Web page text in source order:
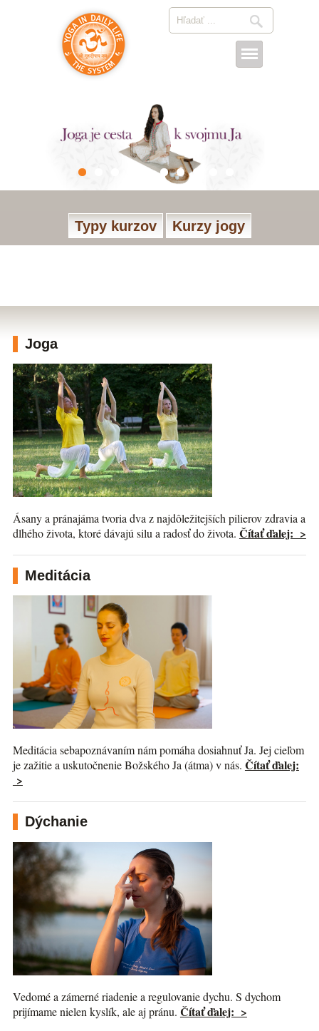
Typy kurzov Kurzy jogy
Joga
Ásany a pránajáma tvoria dva z najdôležitejších pilierov zdravia a
dlhého života, ktoré dávajú silu a radosť do života. Čítať ďalej: >
Meditácia
Meditácia sebapoznávaním nám pomáha dosiahnuť Ja. Jej cieľom
je zažitie a uskutočnenie Božského Ja (átma) v nás. Čítať ďalej:
>
Dýchanie
Vedomé a zámerné riadenie a regulovanie dychu. S dychom
prijímame nielen kyslík, ale aj pránu. Čítať ďalej: >